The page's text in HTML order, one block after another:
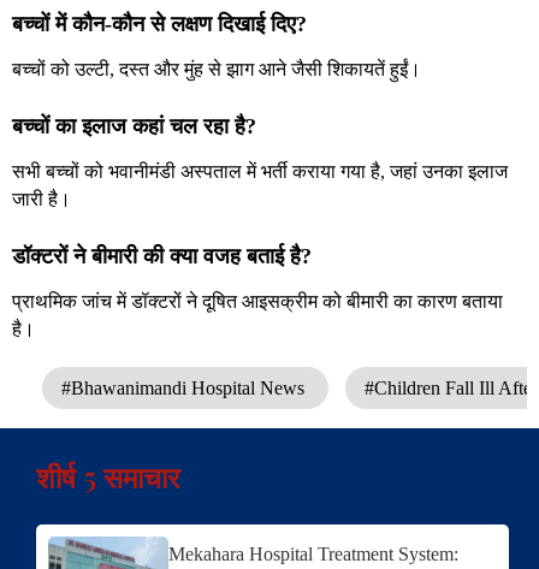
बच्चों में कौन-कौन से लक्षण दिखाई दिए?
बच्चों को उल्टी, दस्त और मुंह से झाग आने जैसी शिकायतें हुईं।
बच्चों का इलाज कहां चल रहा है?
सभी बच्चों को भवानीमंडी अस्पताल में भर्ती कराया गया है, जहां उनका इलाज
जारी है।
डॉक्टरों ने बीमारी की क्या वजह बताई है?
प्राथमिक जांच में डॉक्टरों ने दूषित आइसक्रीम को बीमारी का कारण बताया
है।
#Bhawanimandi Hospital News #Children Fall Ill
शीर्ष 5 समाचार
Mekahara Hospital Treatment System: